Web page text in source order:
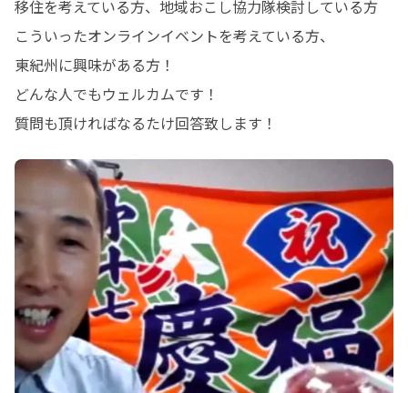
移住を考えている方、地域おこし協力隊検討している方
こういったオンラインイベントを考えている方、
東紀州に興味がある方！
どんな人でもウェルカムです！
質問も頂ければなるたけ回答致します！